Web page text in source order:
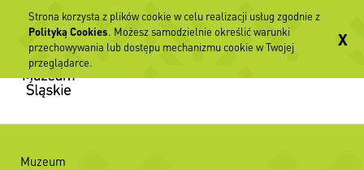
Muzeum
Strona korzysta z plików cookie w celu realizacji usług zgodnie z
Polityką Cookies. Możesz samodzielnie określić warunki
przechowywania lub dostępu mechanizmu cookie w Twojej
przeglądarce.
X